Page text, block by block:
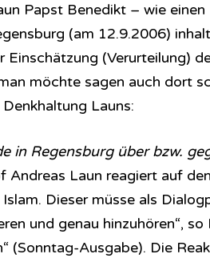
Papst Benedikt – wie
(am 12.9.2006)
(Verurteilung)
möchte sagen auch dort
Launs:
in Regensburg über bzw.
Andreas Laun reagiert auf
Dieser müsse als
und genau hinzuhören“,
(Sonntag-Ausgabe). Die